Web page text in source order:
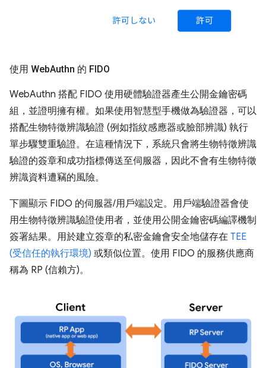
使用 WebAuthn 的 FIDO
WebAuthn 搭配 FIDO 使用硬體驗證器產生公開金鑰密碼
組，並證明擁有權。如果使用智慧型手機做為驗證器，可以
搭配生物特徵辨識驗證 (例如指紋感應器或臉部辨識) 執行
單步驟雙重驗證。在這種情況下，系統只會將生物特徵辨識
驗證的簽章和成功指標傳送至伺服器，因此不會有生物特徵
辨識資料遭竊的風險。
下圖顯示 FIDO 的伺服器/用戶端設定。用戶端驗證器會使
用生物特徵辨識驗證使用者，並使用公開金鑰密碼編譯機制
簽署結果。用於建立簽章的私密金鑰會安全地儲存在 TEE
(受信任的執行環境) 或類似位置。使用 FIDO 的服務供應商
稱為 RP (信賴方)。